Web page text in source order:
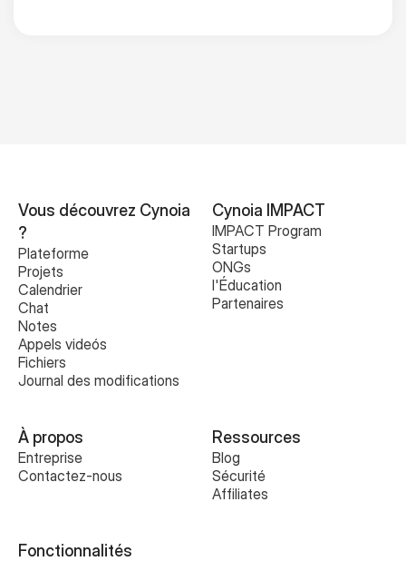
Vous découvrez Cynoia
?
Plateforme
Projets
Calendrier
Chat
Notes
Appels videós
Fichiers
Journal des modifications
Cynoia IMPACT
IMPACT Program
Startups
ONGs
l'Éducation
Partenaires
À propos
Entreprise
Contactez-nous
Ressources
Blog
Sécurité
Affiliates
Fonctionnalités